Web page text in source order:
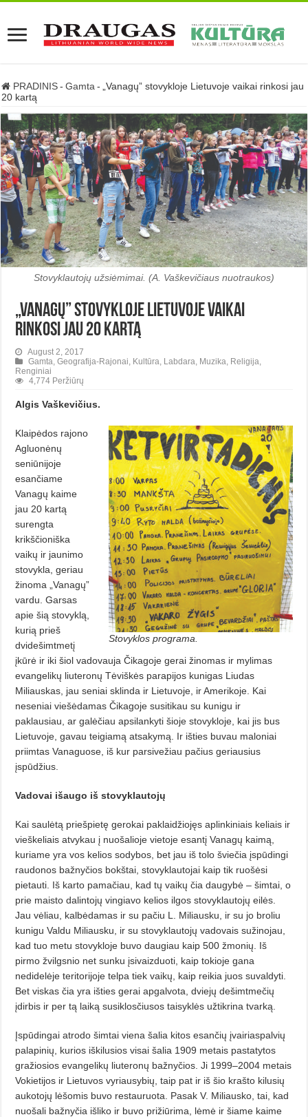
PRADINIS - Gamta - „Vanagų” stovykloje Lietuvoje vaikai rinkosi jau
20 kartą
Stovyklautojų užsiėmimai. (A. Vaškevičiaus nuotraukos)
„Vanagų” stovykloje Lietuvoje vaikai
rinkosi jau 20 kartą
August 2, 2017
Gamta ,Geografija-Rajonai Kultūra Labdara Muzika Religija
Renginiai
4,774 Peržiūrų
Algis Vaškevičius.
Stovyklos programa.
Klaipėdos rajono
Agluonėnų
seniūnijoje
esančiame
Vanagų kaime
jau 20 kartą
surengta
krikščioniška
vaikų ir jaunimo
stovykla, geriau
žinoma „Vanagų”
vardu. Garsas
apie šią stovyklą,
kurią prieš
dvidešimtmetį
įkūrė ir iki šiol vadovauja Čikagoje gerai žinomas ir mylimas
evangelikų liuteronų Tėviškės parapijos kunigas Liudas
Miliauskas, jau seniai sklinda ir Lietuvoje, ir Amerikoje. Kai
neseniai viešėdamas Čikagoje susitikau su kunigu ir
paklausiau, ar galėčiau apsilankyti šioje stovykloje, kai jis bus
Lietuvoje, gavau teigiamą atsakymą. Ir išties buvau maloniai
priimtas Vanaguose, iš kur parsivežiau pačius geriausius
įspūdžius.
Vadovai išaugo iš stovyklautojų
Kai saulėtą priešpietę gerokai paklaidžiojęs aplinkiniais keliais ir
vieškeliais atvykau į nuošalioje vietoje esantį Vanagų kaimą,
kuriame yra vos kelios sodybos, bet jau iš tolo šviečia įspūdingi
raudonos bažnyčios bokštai, stovyklautojai kaip tik ruošėsi
pietauti. Iš karto pamačiau, kad tų vaikų čia daugybė – šimtai, o
prie maisto dalintojų vingiavo kelios ilgos stovyklautojų eilės.
Jau vėliau, kalbėdamas ir su pačiu L. Miliausku, ir su jo broliu
kunigu Valdu Miliausku, ir su stovyklautojų vadovais sužinojau,
kad tuo metu stovykloje buvo daugiau kaip 500 žmonių. Iš
pirmo žvilgsnio net sunku įsivaizduoti, kaip tokioje gana
nedidelėje teritorijoje telpa tiek vaikų, kaip reikia juos suvaldyti.
Bet viskas čia yra išties gerai apgalvota, dviejų dešimtmečių
įdirbis ir per tą laiką susiklosčiusos taisyklės užtikrina tvarką.
Įspūdingai atrodo šimtai viena šalia kitos esančių įvairiaspalvių
palapinių, kurios iškilusios visai šalia 1909 metais pastatytos
gražiosios evangelikų liuteronų bažnyčios. Ji 1999–2004 metais
Vokietijos ir Lietuvos vyriausybių, taip pat ir iš šio krašto kilusių
aukotojų lėšomis buvo restauruota. Pasak V. Miliausko, tai, kad
nuošali bažnyčia išliko ir buvo prižiūrima, lėmė ir šiame kaime